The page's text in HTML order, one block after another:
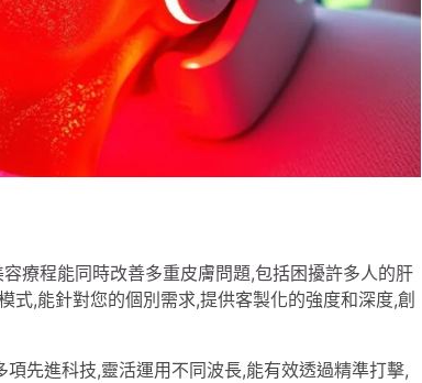
療程能同時改善多重皮膚問題,包括困擾許多人的肝
,能針對您的個別需求,提供客製化的強度和深度,創
先進科技,靈活運用不同波長,能有效透過精準打擊,